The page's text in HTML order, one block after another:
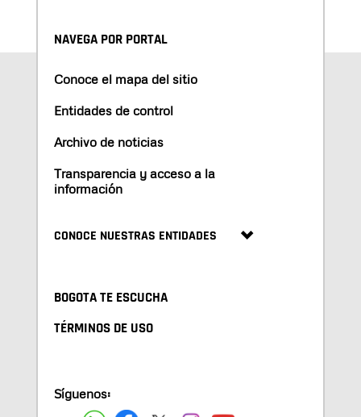
NAVEGA POR PORTAL
Conoce el mapa del sitio
Entidades de control
Archivo de noticias
Transparencia y acceso a la
información
CONOCE NUESTRAS ENTIDADES
BOGOTA TE ESCUCHA
TÉRMINOS DE USO
Síguenos: